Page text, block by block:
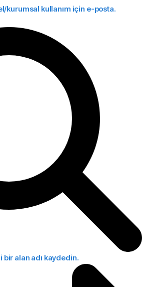
kurumsal kullanım için e-posta.
bir alan adı kaydedin.